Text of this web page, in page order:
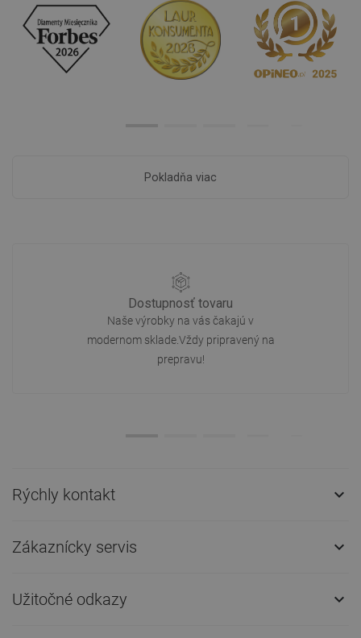
Pokladňa viac
Dostupnosť tovaru
Naše výrobky na vás čakajú v
modernom sklade.Vždy pripravený na
prepravu!
Rýchly kontakt 
Zákaznícky servis 
Užitočné odkazy 